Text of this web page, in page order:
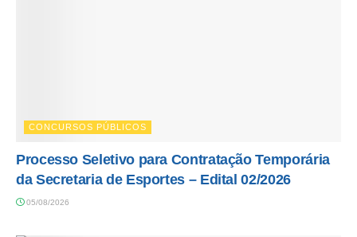
CONCURSOS PÚBLICOS
Processo Seletivo para Contratação Temporária
da Secretaria de Esportes – Edital 02/2026
05/08/2026